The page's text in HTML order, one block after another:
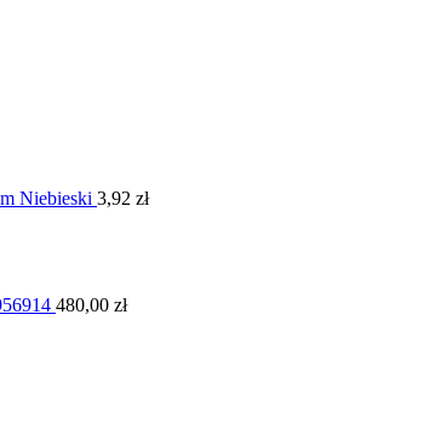
Niebieski 3,92 zł
480,00 zł